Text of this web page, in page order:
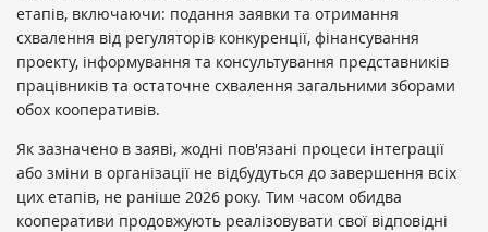
етапів, включаючи: подання заявки та отримання
схвалення від регуляторів конкуренції, фінансування
проекту, інформування та консультування представників
працівників та остаточне схвалення загальними зборами
обох кооперативів.
Як зазначено в заяві, жодні пов'язані процеси інтеграції
або зміни в організації не відбудуться до завершення всіх
цих етапів, не раніше 2026 року. Тим часом обидва
кооперативи продовжують реалізовувати свої відповідні